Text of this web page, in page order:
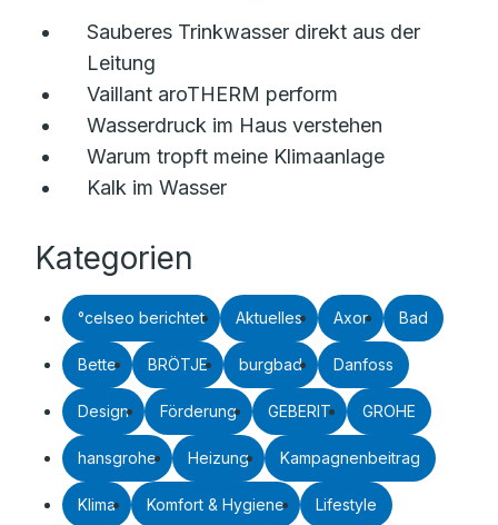
Sauberes Trinkwasser direkt aus der
Leitung
Vaillant aroTHERM perform
Wasserdruck im Haus verstehen
Warum tropft meine Klimaanlage
Kalk im Wasser
Kategorien
°celseo berichtet Aktuelles Axor Bad
Bette BRÖTJE burgbad Danfoss
Design Förderung GEBERIT GROHE
hansgrohe Heizung Kampagnenbeitrag
Klima Komfort & Hygiene Lifestyle